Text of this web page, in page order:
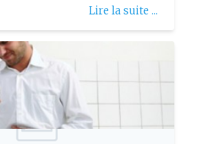
Lire la suite ...